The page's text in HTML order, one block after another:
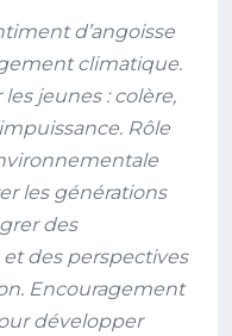
d’angoisse
climatique.
jeunes : colère,
Rôle
les générations
des
des perspectives
Encouragement
développer